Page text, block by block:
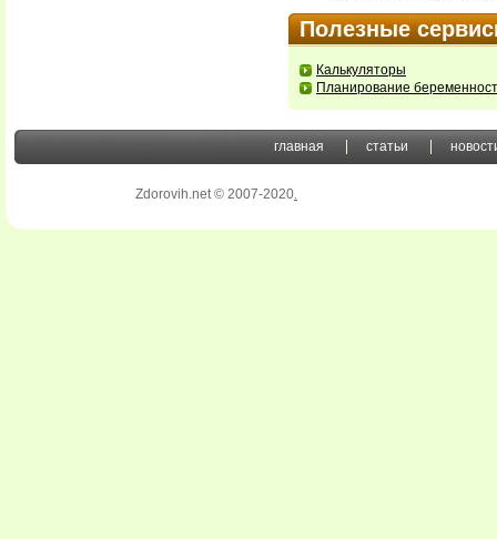
Полезные
Калькуляторы
Планирование
главная статьи
Zdorovih.net © 2007-2020